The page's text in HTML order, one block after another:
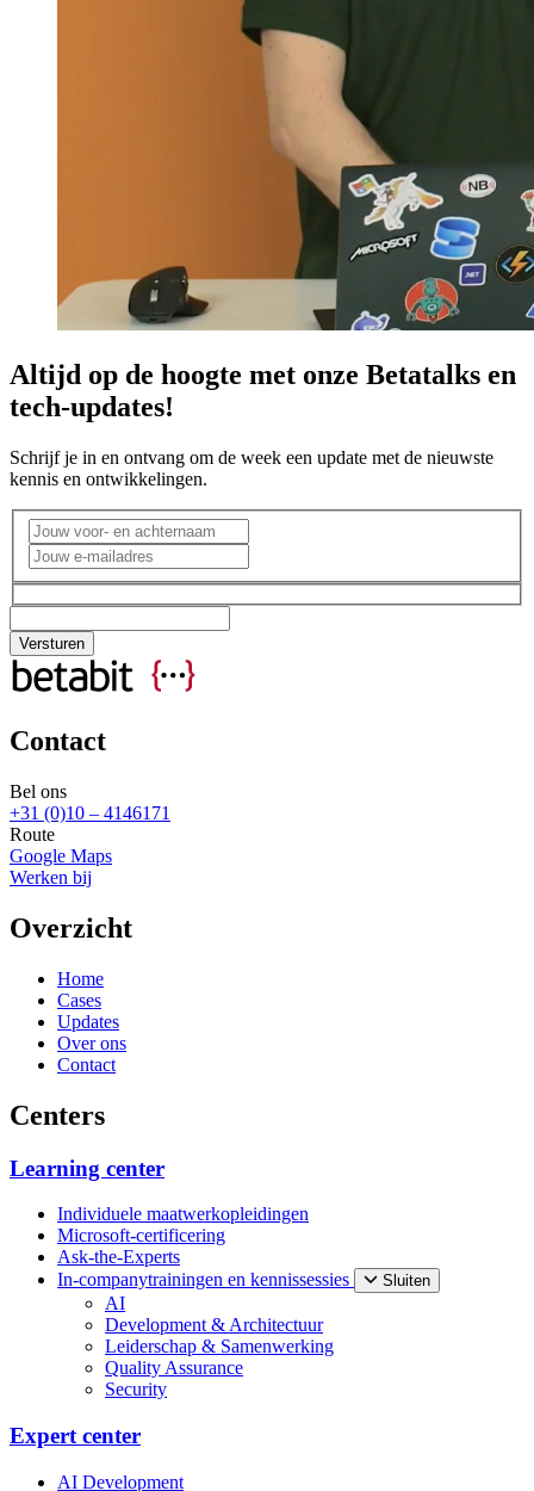
Altijd op de hoogte met onze Betatalks en
tech-updates!
Schrijf je in en ontvang om de week een update met de nieuwste
kennis en ontwikkelingen.
Contact
Bel ons
+31 (0)10 – 4146171
Route
Google Maps
Werken bij
Overzicht
Home
Cases
Updates
Over ons
Contact
Centers
Learning center
Individuele maatwerkopleidingen
Microsoft-certificering
Ask-the-Experts
In-companytrainingen en kennissessies
Sluiten
AI
Development & Architectuur
Leiderschap & Samenwerking
Quality Assurance
Security
Expert center
AI Development